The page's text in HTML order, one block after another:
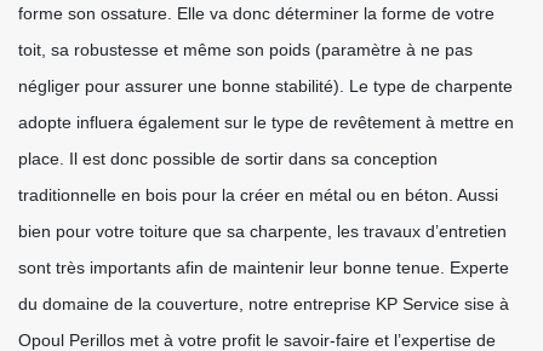
forme son ossature. Elle va donc déterminer la forme de votre
toit, sa robustesse et même son poids (paramètre à ne pas
négliger pour assurer une bonne stabilité). Le type de charpente
adopte influera également sur le type de revêtement à mettre en
place. Il est donc possible de sortir dans sa conception
traditionnelle en bois pour la créer en métal ou en béton. Aussi
bien pour votre toiture que sa charpente, les travaux d’entretien
sont très importants afin de maintenir leur bonne tenue. Experte
du domaine de la couverture, notre entreprise KP Service sise à
Opoul Perillos met à votre profit le savoir-faire et l’expertise de